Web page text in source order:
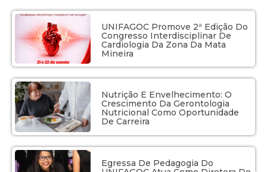
UNIFAGOC Promove 2ª Edição Do
Congresso Interdisciplinar De
Cardiologia Da Zona Da Mata
Mineira
Nutrição E Envelhecimento: O
Crescimento Da Gerontologia
Nutricional Como Oportunidade
De Carreira
Egressa De Pedagogia Do